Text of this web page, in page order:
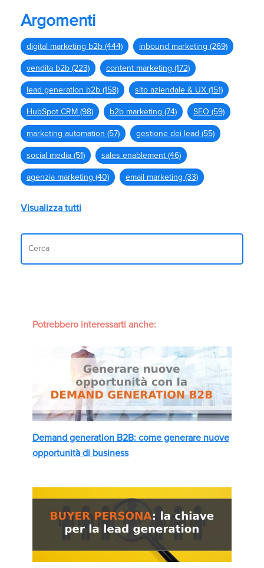
Argomenti
digital marketing b2b (444) inbound marketing (269)
vendita b2b (223) content marketing (172)
lead generation b2b (158) sito aziendale & UX (151)
HubSpot CRM (98) b2b marketing (74) SEO (59)
marketing automation (57) gestione dei lead (55)
social media (51) sales enablement (46)
agenzia marketing (40) email marketing (33)
Visualizza tutti
Potrebbero interessarti anche:
Demand generation B2B: come generare nuove
opportunità di business